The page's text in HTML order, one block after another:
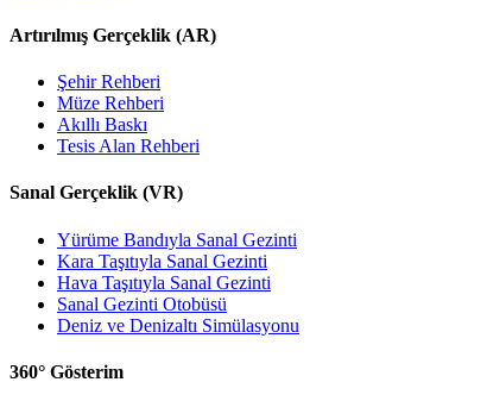
Artırılmış Gerçeklik (AR)
Şehir Rehberi
Müze Rehberi
Akıllı Baskı
Tesis Alan Rehberi
Sanal Gerçeklik (VR)
Yürüme Bandıyla Sanal Gezinti
Kara Taşıtıyla Sanal Gezinti
Hava Taşıtıyla Sanal Gezinti
Sanal Gezinti Otobüsü
Deniz ve Denizaltı Simülasyonu
360° Gösterim